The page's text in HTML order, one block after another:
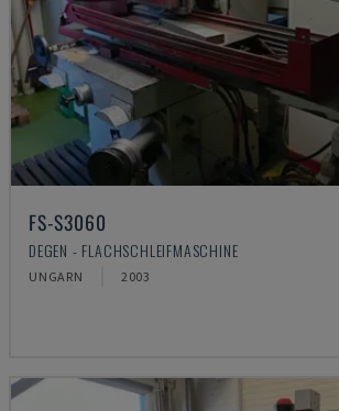
FS-S3060
DEGEN - FLACHSCHLEIFMASCHINE
UNGARN 2003